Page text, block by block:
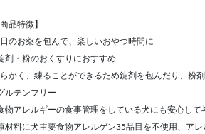
商品特徴】
のお薬を包んで、楽しいおやつ時間に
剤・粉のおくすりにおすすめ
かく、練ることができるため錠剤を包んだり、粉
ルテンフリー
物アレルギーの食事管理をしている犬にも安心して
材料に犬主要食物アレルゲン35品目を不使用、アレ